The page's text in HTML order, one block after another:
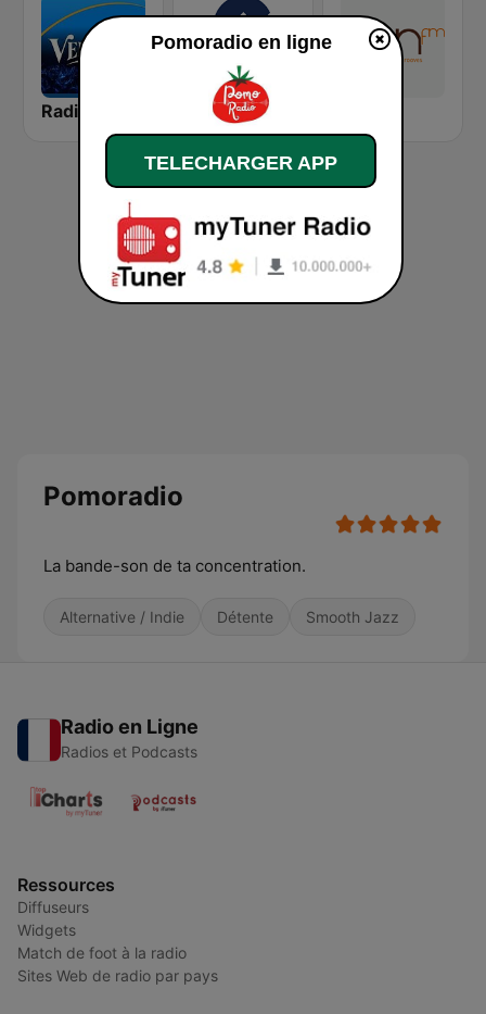
Pomoradio
La bande-son de ta concentration.
Alternative / Indie Détente Smooth Jazz
Radio en Ligne
Radios et Podcasts
Ressources
Diffuseurs
Widgets
Match de foot à la radio
Sites Web de radio par pays
Pomoradio en ligne
TELECHARGER APP